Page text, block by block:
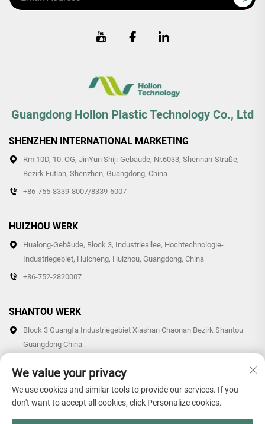
Guangdong Hollon Plastic Technology Co., Ltd
SHENZHEN INTERNATIONAL MARKETING
Rm.10D, 10. OG, JinYun Shiji-Gebäude, Nr.6033, Shennan-Straße,
Bezirk Futian, Shenzhen, Guangdong, China
+86-755-8339-8007/8339-6007
HUIZHOU WERK
Hualong-Gebäude, Block 3, Industrieallee, Hochtechnologie-
Industriegebiet, Huicheng, Huizhou, Guangdong, China
+86-752-2820007
SHANTOU WERK
Block 3 Guangfa Industriegebiet Xiashan Chaonan Bezirk Shantou
Guangdong China
Copyright © 2025 Guangdong Hollon Plastic Technology Co., Ltd.
We value your privacy
We use cookies and similar tools to provide our services. If you
don't want to accept all cookies, click Personalize cookies.